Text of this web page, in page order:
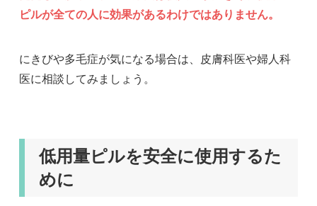
ピルが全ての人に効果があるわけではありません。
にきびや多毛症が気になる場合は、皮膚科医や婦人科
医に相談してみましょう。
低用量ピルを安全に使用するた
めに